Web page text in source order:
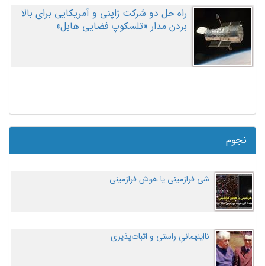
اصلاح کنیم.
راه حل دو شرکت ژاپنی و آمریکایی برای بالا
بردن مدار «تلسکوپ فضایی هابل»
نجوم
شی فرازمینی یا هوش فرازمینی
نااینهمانیِ راستی و اثبات‌پذیری